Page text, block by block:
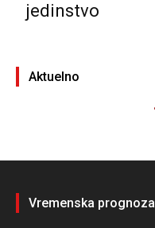
jedinstvo
Aktuelno
Vremenska prognoza